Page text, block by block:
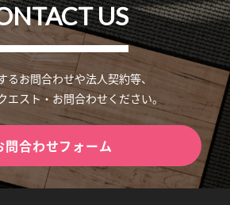
US
るお問合わせや法人契約等、
エスト・お問合わせください。
問合わせフォーム